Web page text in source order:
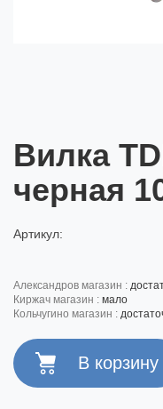
Вилка
черная
Артикул:
александров магазин :
киржач магазин : мало
кольчугино магазин :